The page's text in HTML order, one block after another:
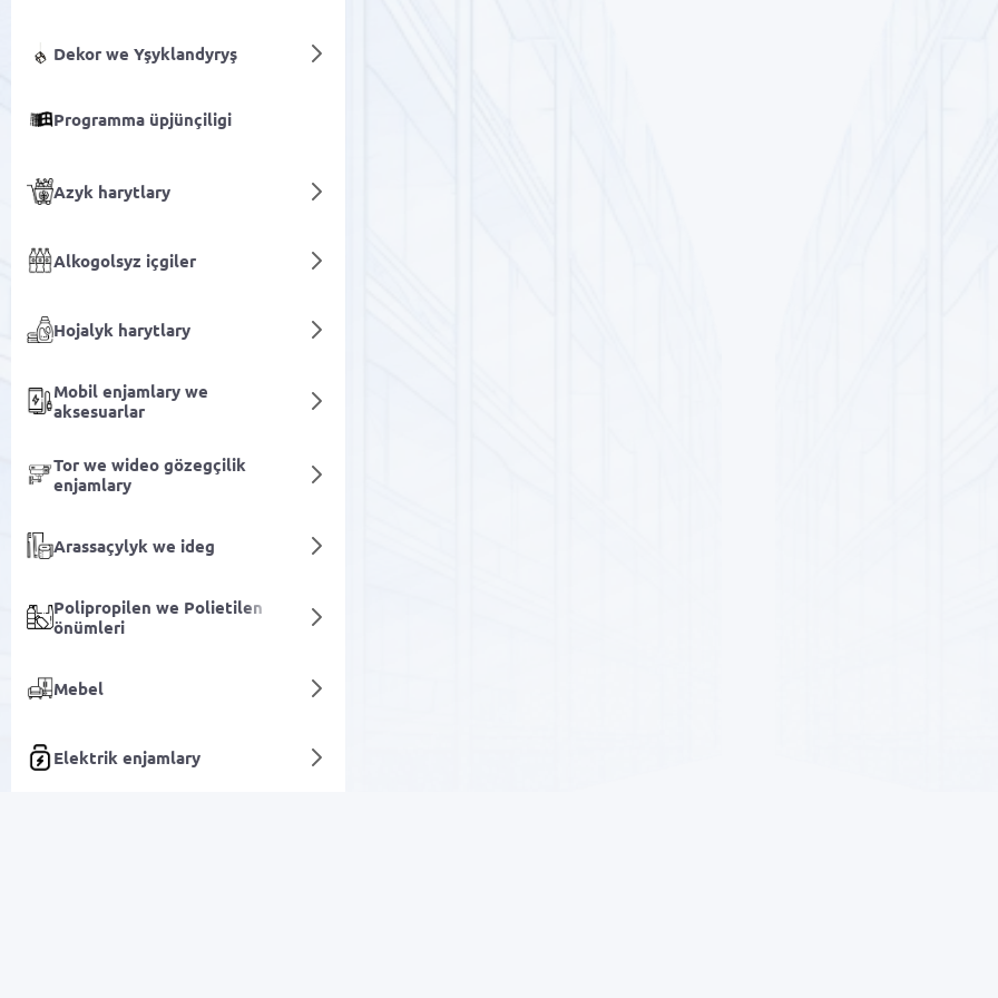
Dekor we Yşyklandyryş
Programma üpjünçiligi
Azyk harytlary
Alkogolsyz içgiler
Hojalyk harytlary
Mobil enjamlary we
aksesuarlar
Tor we wideo gözegçilik
enjamlary
Arassaçylyk we ideg
Polipropilen we Polietilen
önümleri
Mebel
Elektrik enjamlary